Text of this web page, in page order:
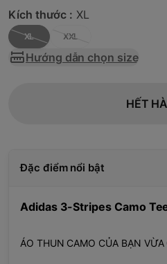
Kích thước : XL
XL XXL
Hướng dẫn chọn size
HẾT
Đặc điểm nổi bật
Adidas 3-Stripes Camo
ÁO THUN CAMO CỦA BẠN VỪA